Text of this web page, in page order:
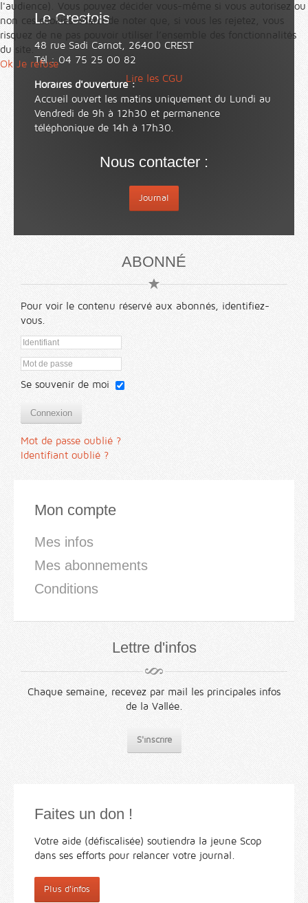
Le Crestois
48 rue Sadi Carnot, 26400 CREST
Tél : 04 75 25 00 82
Horaires d'ouverture :
Accueil ouvert les matins uniquement du Lundi au
Vendredi de 9h à 12h30 et permanence
téléphonique de 14h à 17h30.
Nous contacter :
Journal
ABONNÉ
Pour voir le contenu réservé aux abonnés, identifiez-
vous.
Se souvenir de moi
Connexion
Mot de passe oublié ?
Identifiant oublié ?
Mon compte
Mes infos
Mes abonnements
Conditions
Lettre d'infos
Chaque semaine, recevez par mail les principales infos
de la Vallée.
S'inscrire
Faites un don !
Votre aide (défiscalisée) soutiendra la jeune Scop
dans ses efforts pour relancer votre journal.
Plus d'infos
l'audience). Vous pouvez décider vous-même si vous autorisez ou
non ces cookies. Merci de noter que, si vous les rejetez, vous
risquez de ne pas pouvoir utiliser l’ensemble des fonctionnalités
du site.
Ok Je refuse
Lire les CGU